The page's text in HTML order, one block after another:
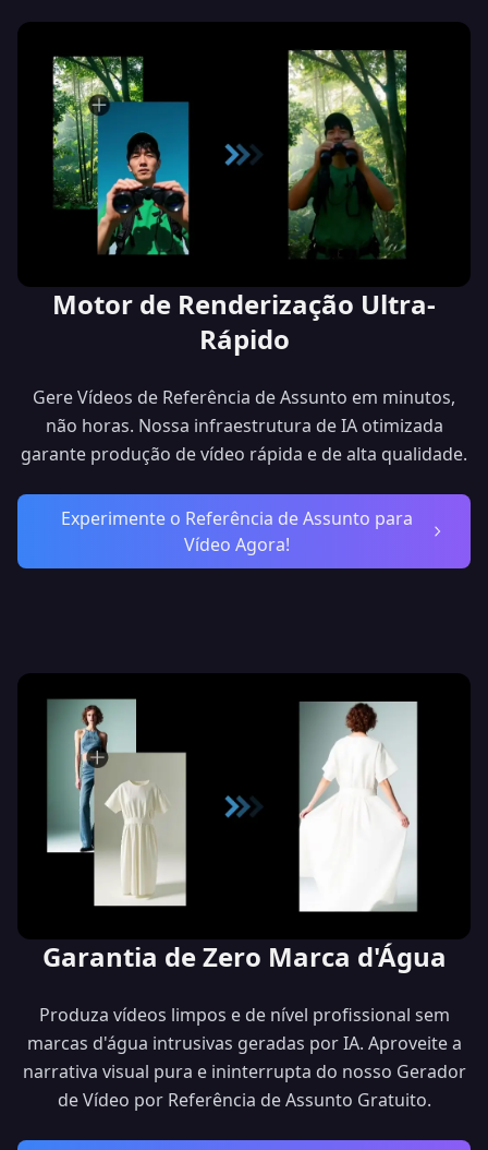
Motor de Renderização Ultra-
Rápido
Gere Vídeos de Referência de Assunto em minutos,
não horas. Nossa infraestrutura de IA otimizada
garante produção de vídeo rápida e de alta qualidade.
Experimente o Referência de Assunto para
Vídeo Agora!
Garantia de Zero Marca d'Água
Produza vídeos limpos e de nível profissional sem
marcas d'água intrusivas geradas por IA. Aproveite a
narrativa visual pura e ininterrupta do nosso Gerador
de Vídeo por Referência de Assunto Gratuito.